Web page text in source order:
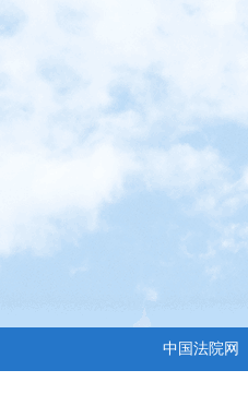
中国法院网